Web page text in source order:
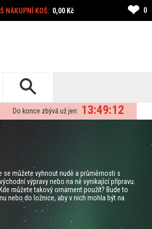
NÁKUPNÍ KOŠ: 0,00 Kč ❤ 0
13:49:11
Do konce zbývá už jen:
můžete vyhnout nudě a průměrnosti s
výpravy nebo na ně vynikající přípravu.
můžete takový ornament použít? Bude to
nebo do ložnice, aby v nich mohla být na